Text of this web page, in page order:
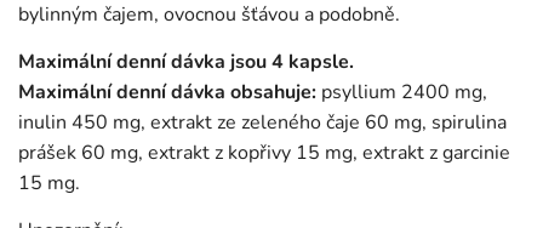
bylinným čajem, ovocnou šťávou a podobně.
Maximální denní dávka jsou 4 kapsle.
Maximální denní dávka obsahuje: psyllium 2400 mg,
inulin 450 mg, extrakt ze zeleného čaje 60 mg, spirulina
prášek 60 mg, extrakt z kopřivy 15 mg, extrakt z garcinie
15 mg.